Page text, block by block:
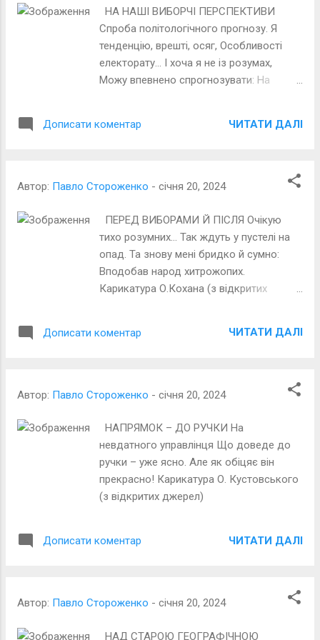
НА НАШІ ВИБОРЧІ ПЕРСПЕКТИВИ
Спроба політологічного прогнозу. Я
тенденцію, врешті, осяг, Особливості
електорату… І хоча я не із розумах,
Можу впевнено спрогнозувати: На
безкомпромісній борні Переможе
Дописати коментар ЧИТАТИ ДАЛІ
Автор: Павло Стороженко - січня 20, 2024
ПЕРЕД ВИБОРАМИ Й ПІСЛЯ Очікую
тихо розумних… Так ждуть у пустелі на
опад. Та знову мені бридко й сумно:
Вподобав народ хитрожопих.
Карикатура О.Кохана (з відкритих
Дописати коментар ЧИТАТИ ДАЛІ
Автор: Павло Стороженко - січня 20, 2024
НАПРЯМОК – ДО РУЧКИ На
невдатного управлінця Що доведе до
ручки – уже ясно. Але як обіцяє він
прекрасно! Карикатура О. Кустовського
(з відкритих джерел)
Дописати коментар ЧИТАТИ ДАЛІ
Автор: Павло Стороженко - січня 20, 2024
НАД СТАРОЮ ГЕОГРАФІЧНОЮ